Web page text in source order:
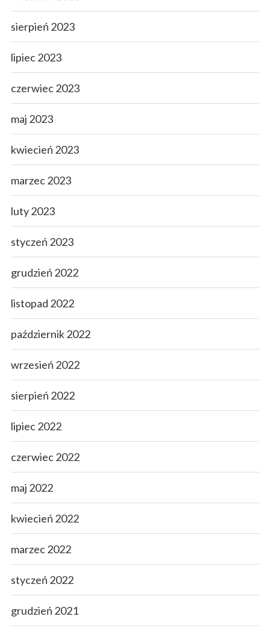
sierpień 2023
lipiec 2023
czerwiec 2023
maj 2023
kwiecień 2023
marzec 2023
luty 2023
styczeń 2023
grudzień 2022
listopad 2022
październik 2022
wrzesień 2022
sierpień 2022
lipiec 2022
czerwiec 2022
maj 2022
kwiecień 2022
marzec 2022
styczeń 2022
grudzień 2021